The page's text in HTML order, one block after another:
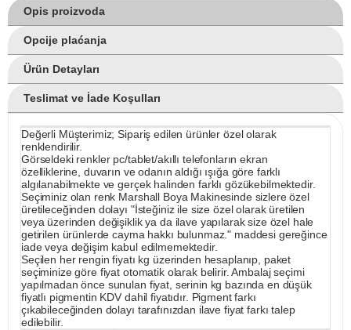
Opis proizvoda
Opcije plaćanja
Ürün Detayları
Teslimat ve İade Koşulları
Değerli Müşterimiz; Sipariş edilen ürünler özel olarak
renklendirilir.
Görseldeki renkler pc/tablet/akıllı telefonların ekran
özelliklerine, duvarın ve odanın aldığı ışığa göre farklı
algılanabilmekte ve gerçek halinden farklı gözükebilmektedir.
Seçiminiz olan renk Marshall Boya Makinesinde sizlere özel
üretileceğinden dolayı "İsteğiniz ile size özel olarak üretilen
veya üzerinden değişiklik ya da ilave yapılarak size özel hale
getirilen ürünlerde cayma hakkı bulunmaz." maddesi gereğince
iade veya değişim kabul edilmemektedir.
Seçilen her rengin fiyatı kg üzerinden hesaplanıp, paket
seçiminize göre fiyat otomatik olarak belirir. Ambalaj seçimi
yapılmadan önce sunulan fiyat, serinin kg bazında en düşük
fiyatlı pigmentin KDV dahil fiyatıdır. Pigment farkı
çıkabileceğinden dolayı tarafınızdan ilave fiyat farkı talep
edilebilir.